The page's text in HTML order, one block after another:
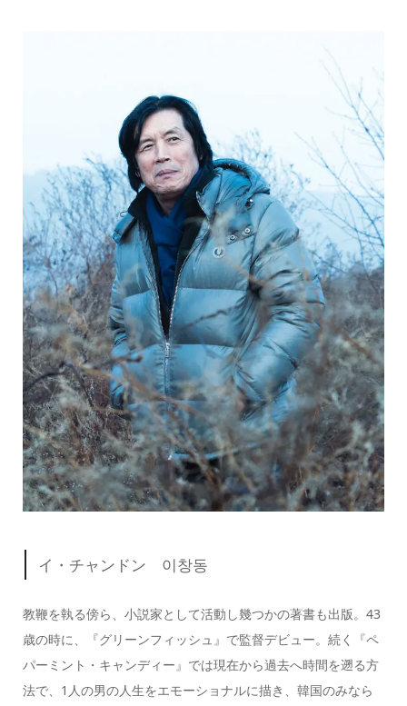
イ・チャンドン 이창동
教鞭を執る傍ら、小説家として活動し幾つかの著書も出版。43
歳の時に、『グリーンフィッシュ』で監督デビュー。続く『ペ
パーミント・キャンディー』では現在から過去へ時間を遡る方
法で、1人の男の人生をエモーショナルに描き、韓国のみなら